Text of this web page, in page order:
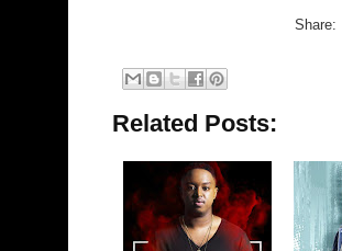
Share:
Related Posts: